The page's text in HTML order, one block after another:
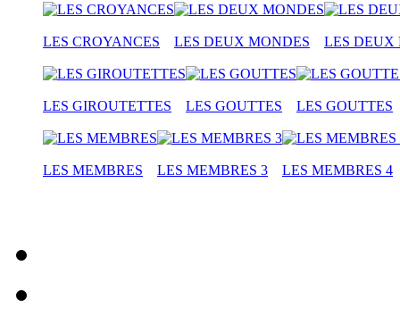
LES CROYANCES LES DEUX MONDES LES DEUX
LES GIROUTETTES LES GOUTTES LES GOUTTES
LES MEMBRES LES MEMBRES 3 LES MEMBRES 4